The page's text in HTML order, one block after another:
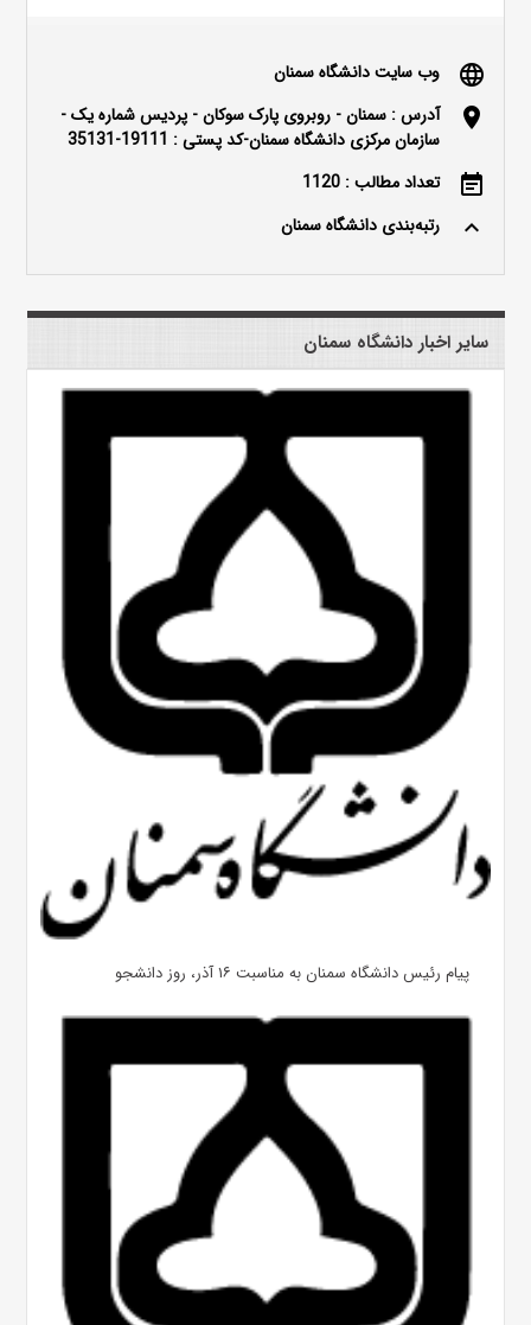
language وب سایت دانشگاه سمنان
location_on
آدرس : سمنان - روبروی پارک سوکان - پردیس شماره یک -
سازمان مرکزی دانشگاه سمنان-کد پستی : 19111-35131
event_note تعداد مطالب : 1120
keyboard_arrow_up رتبه‌بندی دانشگاه سمنان
سایر اخبار دانشگاه سمنان
پیام رئیس دانشگاه سمنان به مناسبت ۱۶ آذر، روز دانشجو